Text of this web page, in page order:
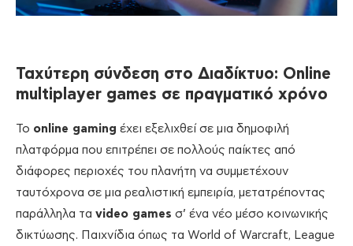
Ταχύτερη σύνδεση στο Διαδίκτυο: Online
multiplayer games σε πραγματικό χρόνο
Το online gaming έχει εξελιχθεί σε μια δημοφιλή
πλατφόρμα που επιτρέπει σε πολλούς παίκτες από
διάφορες περιοχές του πλανήτη να συμμετέχουν
ταυτόχρονα σε μια ρεαλιστική εμπειρία, μετατρέποντας
παράλληλα τα video games σ’ ένα νέο μέσο κοινωνικής
δικτύωσης. Παιχνίδια όπως τα World of Warcraft, League